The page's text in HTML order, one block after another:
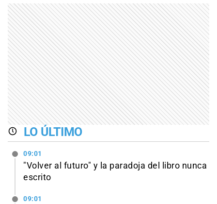
LO ÚLTIMO
09:01
"Volver al futuro" y la paradoja del libro nunca
escrito
09:01